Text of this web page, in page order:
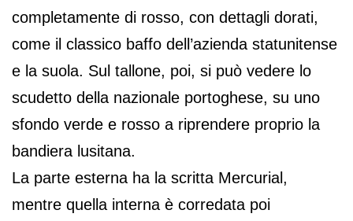
completamente di rosso, con dettagli dorati,
come il classico baffo dell’azienda statunitense
e la suola. Sul tallone, poi, si può vedere lo
scudetto della nazionale portoghese, su uno
sfondo verde e rosso a riprendere proprio la
bandiera lusitana.
La parte esterna ha la scritta Mercurial,
mentre quella interna è corredata poi